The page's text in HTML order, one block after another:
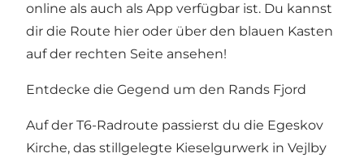
online als auch als App verfügbar ist. Du kannst
dir die Route hier oder über den blauen Kasten
auf der rechten Seite ansehen!
Entdecke die Gegend um den Rands Fjord
Auf der T6-Radroute passierst du die Egeskov
Kirche, das stillgelegte Kieselgurwerk in Vejlby